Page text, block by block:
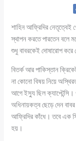
শাহিন আফ্রিদির নেতৃত্বেই
স্থাপন করতে পারতেন বলে
শুধু বাবরকেই দোষারোপ করে
বিতর্ক আর পাকিস্তান
না কোনো বিষয় নিয়ে
আগে ইস্যু ছিল ক্যাপ্টেন্সি।
অধিনায়কত্ব ছেড়ে দেন
আফ্রিদির কাঁধে। তবে এক
হয়।